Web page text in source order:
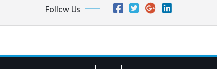
Follow Us